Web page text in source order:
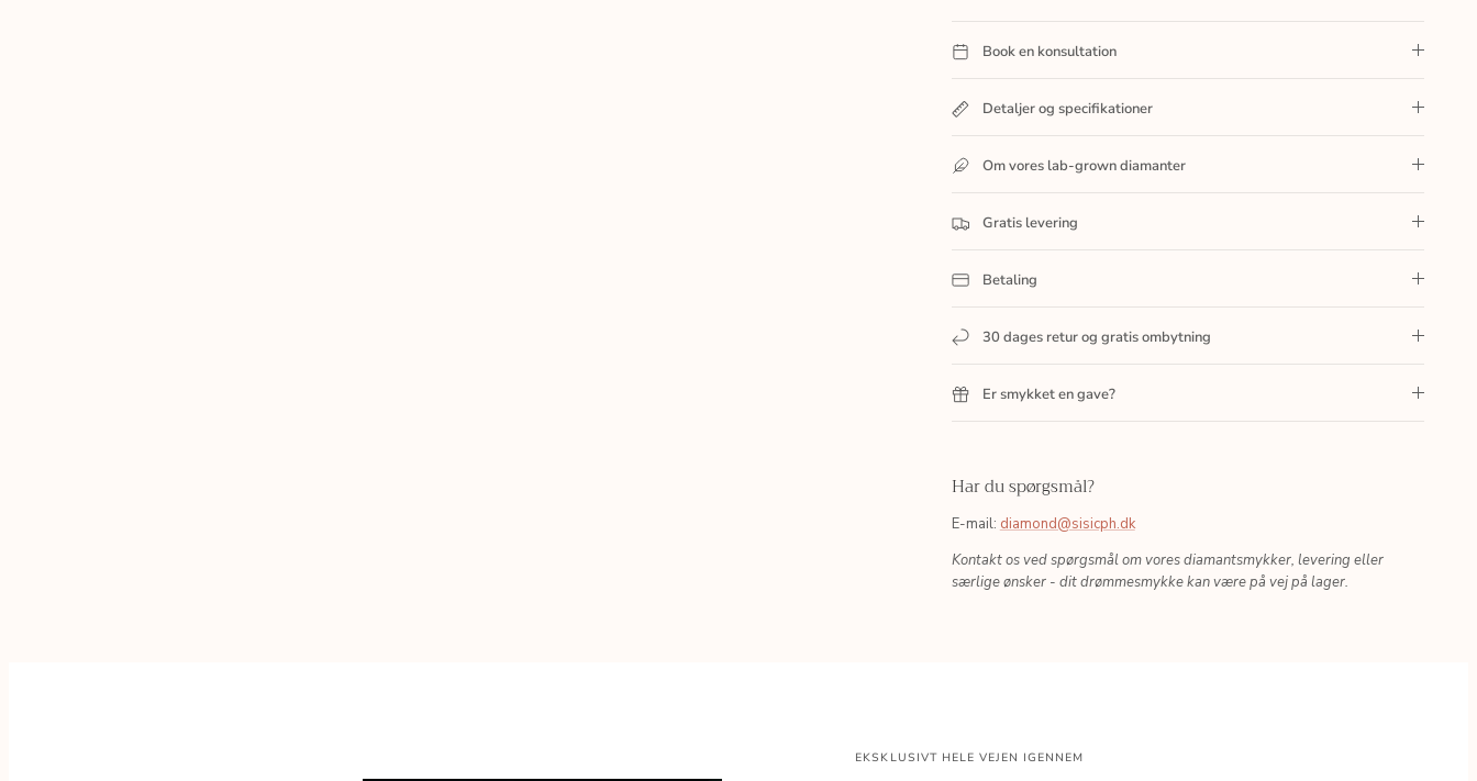
Book en konsultation
Detaljer og specifikationer
Om vores lab-grown diamanter
Gratis levering
Betaling
30 dages retur og gratis ombytning
Er smykket en gave?
Har du spørgsmål?
E-mail: diamond@sisicph.dk
Kontakt os ved spørgsmål om vores diamantsmykker, levering eller
særlige ønsker - dit drømmesmykke kan være på vej på lager.
EKSKLUSIVT HELE VEJEN IGENNEM